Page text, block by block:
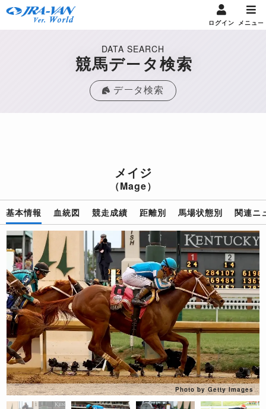
ログイン メニュー
DATA SEARCH
競馬データ検索
データ検索
メイジ
（Mage）
基本情報 血統図 競走成績 距離別 馬場状態別 関連ニ
Photo by Getty Images